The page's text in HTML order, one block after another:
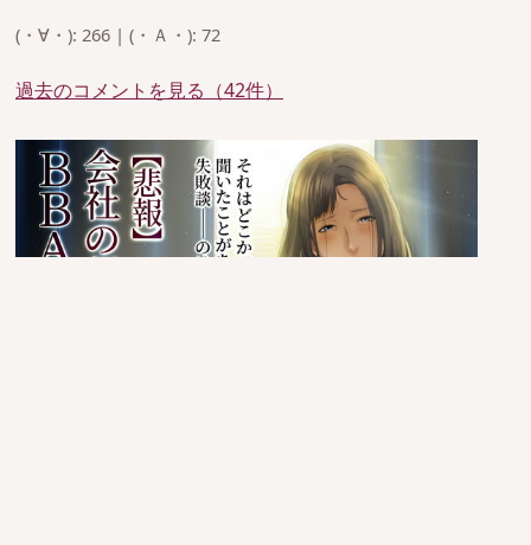
(・∀・): 266 | (・Ａ・): 72
過去のコメントを見る（42件）